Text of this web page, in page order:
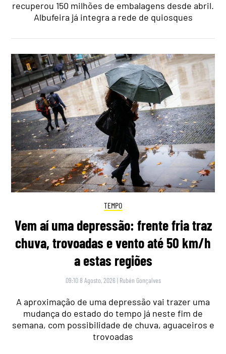
recuperou 150 milhões de embalagens desde abril.
Albufeira já integra a rede de quiosques
TEMPO
Vem aí uma depressão: frente fria traz
chuva, trovoadas e vento até 50 km/h
a estas regiões
09:10 8 Agosto, 2026 | Rubén Gonçalves
A aproximação de uma depressão vai trazer uma
mudança do estado do tempo já neste fim de
semana, com possibilidade de chuva, aguaceiros e
trovoadas